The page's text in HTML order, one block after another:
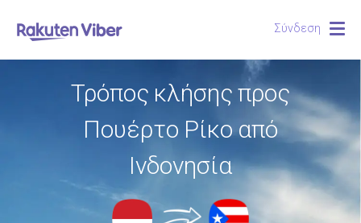
Σύνδεση
Τρόπος κλήσης προς
Πουέρτο Ρίκο από
Ινδονησία